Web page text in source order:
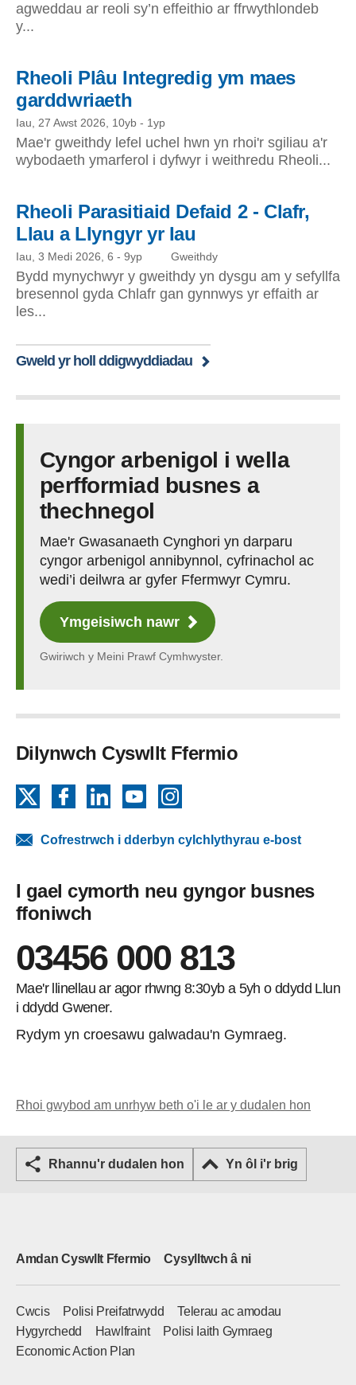
agweddau ar reoli sy’n effeithio ar ffrwythlondeb
y...
Rheoli Plâu Integredig ym maes
garddwriaeth
Iau, 27 Awst 2026, 10yb - 1yp
Mae'r gweithdy lefel uchel hwn yn rhoi'r sgiliau a'r
wybodaeth ymarferol i dyfwyr i weithredu Rheoli...
Rheoli Parasitiaid Defaid 2 - Clafr,
Llau a Llyngyr yr Iau
Iau, 3 Medi 2026, 6 - 9yp Gweithdy
Bydd mynychwyr y gweithdy yn dysgu am y sefyllfa
bresennol gyda Chlafr gan gynnwys yr effaith ar
les...
Gweld yr holl ddigwyddiadau
Cyngor arbenigol i wella
perfformiad busnes a
thechnegol
Mae'r Gwasanaeth Cynghori yn darparu
cyngor arbenigol annibynnol, cyfrinachol ac
wedi’i deilwra ar gyfer Ffermwyr Cymru.
Ymgeisiwch nawr
Gwiriwch y Meini Prawf Cymhwyster.
Dilynwch Cyswllt Ffermio
FacebookLinkedInYouTube
Cofrestrwch i dderbyn cylchlythyrau e-bost
I gael cymorth neu gyngor busnes
ffoniwch
03456 000 813
Mae'r llinellau ar agor rhwng 8:30yb a 5yh o ddydd Llun
i ddydd Gwener.
Rydym yn croesawu galwadau'n Gymraeg.
Rhoi gwybod am unrhyw beth o'i le ar y dudalen hon
Rhannu'r dudalen hon Yn ôl i'r brig
Amdan Cyswllt Ffermio Cysylltwch â ni
Cwcis Polisi Preifatrwydd
Telerau ac amodau
Hygyrchedd
Hawlfraint
Polisi Iaith Gymraeg
Economic Action Plan